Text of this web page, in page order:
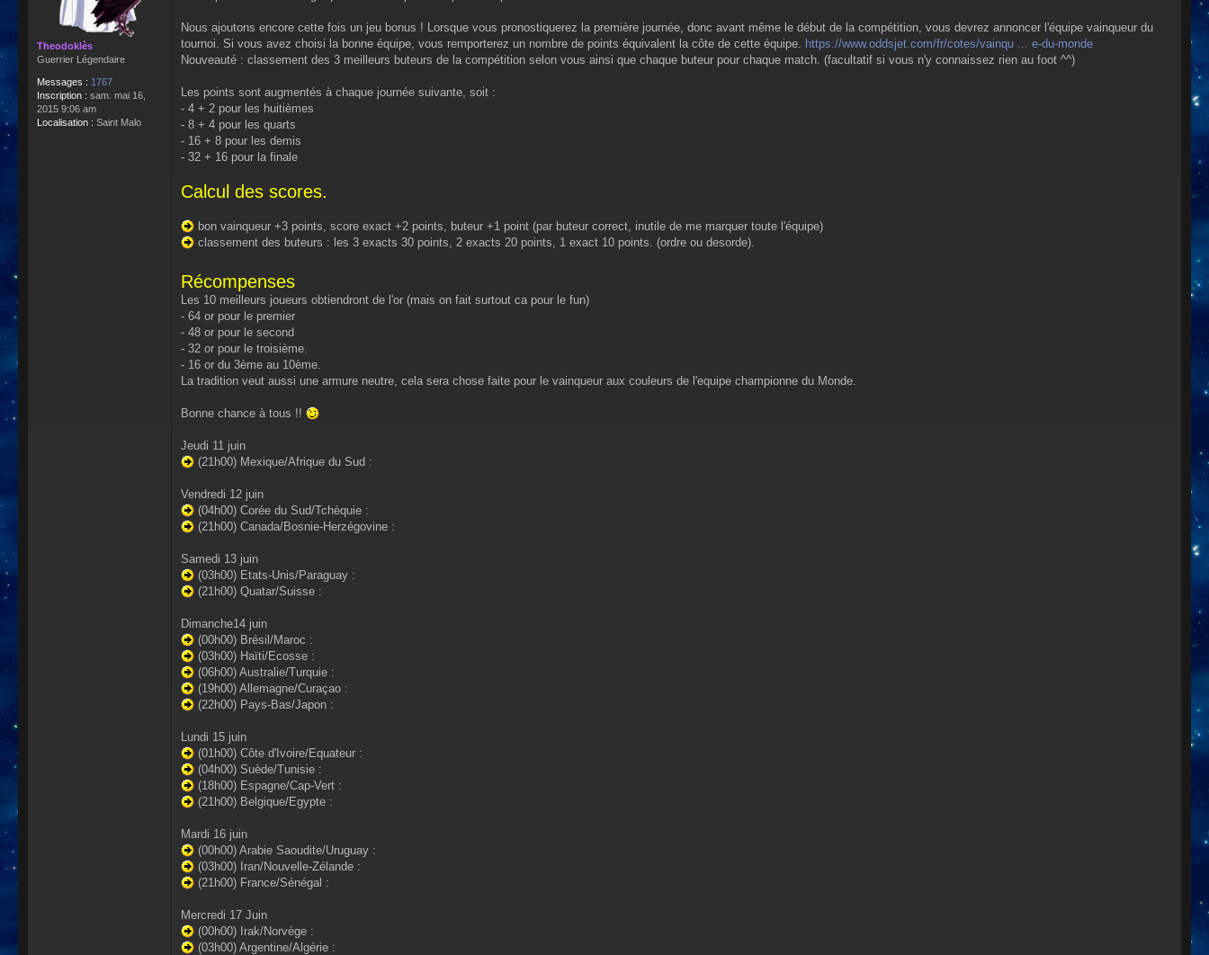
Theodoklès
Guerrier Légendaire
Messages : 1767
Inscription : sam. mai 16,
2015 9:06 am
Localisation : Saint Malo
Nous ajoutons encore cette fois un jeu bonus ! Lorsque vous pronostiquerez la première journée, donc avant même le début de la compétition, vous devrez annoncer l'équipe vainqueur du
tournoi. Si vous avez choisi la bonne équipe, vous remporterez un nombre de points équivalent la côte de cette équipe. https://www.oddsjet.com/fr/cotes/vainqu ... e-du-monde
Nouveauté : classement des 3 meilleurs buteurs de la compétition selon vous ainsi que chaque buteur pour chaque match. (facultatif si vous n'y connaissez rien au foot ^^)
Les points sont augmentés à chaque journée suivante, soit :
- 4 + 2 pour les huitièmes
- 8 + 4 pour les quarts
- 16 + 8 pour les demis
- 32 + 16 pour la finale
Calcul des scores.
bon vainqueur +3 points, score exact +2 points, buteur +1 point (par buteur correct, inutile de me marquer toute l'équipe)
classement des buteurs : les 3 exacts 30 points, 2 exacts 20 points, 1 exact 10 points. (ordre ou desorde).
Récompenses
Les 10 meilleurs joueurs obtiendront de l'or (mais on fait surtout ca pour le fun)
- 64 or pour le premier
- 48 or pour le second
- 32 or pour le troisième.
- 16 or du 3ème au 10ème.
La tradition veut aussi une armure neutre, cela sera chose faite pour le vainqueur aux couleurs de l'equipe championne du Monde.
Bonne chance à tous !!
Jeudi 11 juin
(21h00) Mexique/Afrique du Sud :
Vendredi 12 juin
(04h00) Corée du Sud/Tchèquie :
(21h00) Canada/Bosnie-Herzégovine :
Samedi 13 juin
(03h00) Etats-Unis/Paraguay :
(21h00) Quatar/Suisse :
Dimanche14 juin
(00h00) Brésil/Maroc :
(03h00) Haïti/Ecosse :
(06h00) Australie/Turquie :
(19h00) Allemagne/Curaçao :
(22h00) Pays-Bas/Japon :
Lundi 15 juin
(01h00) Côte d'Ivoire/Equateur :
(04h00) Suède/Tunisie :
(18h00) Espagne/Cap-Vert :
(21h00) Belgique/Egypte :
Mardi 16 juin
(00h00) Arabie Saoudite/Uruguay :
(03h00) Iran/Nouvelle-Zélande :
(21h00) France/Sénégal :
Mercredi 17 Juin
(00h00) Irak/Norvège :
(03h00) Argentine/Algérie :